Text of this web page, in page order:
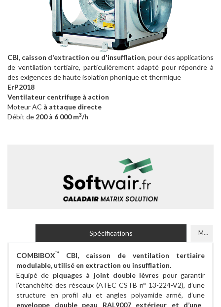
CBI, caisson d'extraction ou d'insufflation, pour des applications
de ventilation tertiaire, particulièrement adapté pour répondre à
des exigences de haute isolation phonique et thermique
ErP2018
Ventilateur centrifuge à action
Moteur AC à attaque directe
Débit de 200 à 6 000 m3/h
Spécifications Modèles
COMBIBOX™
CBI, caisson de ventilation tertiaire
modulable, utilisé en extraction ou insufflation.
Equipé de piquages à joint double lèvres pour garantir
l’étanchéité des réseaux (ATEC CSTB n° 13-224-V2), d’une
structure en profil alu et angles polyamide armé, d’une
enveloppe double peau RAL9007 extérieur et d’une